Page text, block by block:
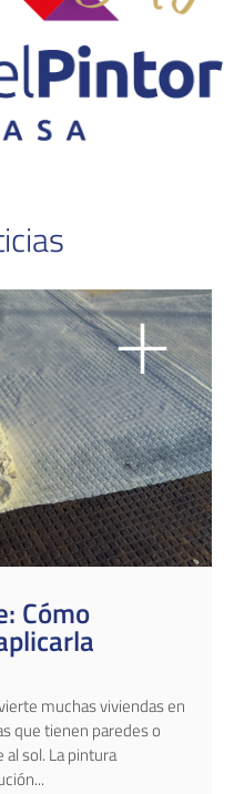
Cómo
muchas viviendas en
que tienen paredes o
sol. La pintura